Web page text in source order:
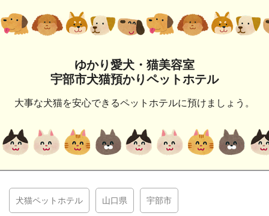
ゆかり愛犬・猫美容室
宇部市犬猫預かりペットホテル
大事な犬猫を安心できるペットホテルに預けましょう。
犬猫ペットホテル 山口県 宇部市